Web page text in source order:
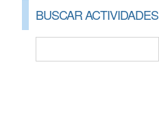
BUSCAR ACTIVIDADES